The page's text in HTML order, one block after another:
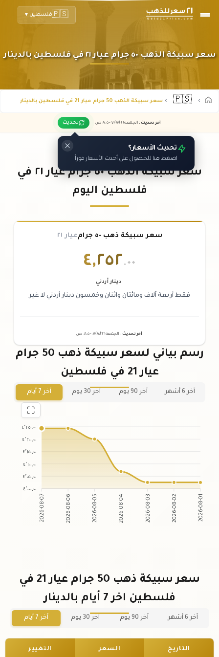
🇵🇸فلسطين ▼
سعر سبيكة الذهب ٥٠ جرام عيار ٢١ في فلسطين بالدينار
🇵🇸 سعر سبيكة الذهب 50 جرام عيار 21 في فلسطين بالدينار
آخر تحديث : الجمعة ٠٧ /٠٨/٢٠٢٦ - ٠٨:٠٥ ص تحديث
تحديث الأسعار؟
اضغط هنا للحصول على أحدث الأسعار فوراً
سعر سبيكة الذهب ٥٠ جرام عيار ٢١ في
فلسطين اليوم
سعر سبيكة ذهب ٥٠ جرام عيار ٢١
٤,٢٥٢.٠٠
دينار أردني
فقط أربعة آلاف ومائتان واثنان وخمسون دينار أردني لا غير
آخر تحديث : الجمعة ٠٧ /٠٨/٢٠٢٦ - ٠٨:٠٥ ص
رسم بياني لسعر سبيكة ذهب 50 جرام
عيار 21 في فلسطين
آخر 6 أشهر آخر 90 يوم آخر 30 يوم آخر 7 أيام
٤٬٢٥٠٫٠٠
٤٬٢٠٠٫٠٠
٤٬١٥٠٫٠٠
٤٬١٠٠٫٠٠
٤٬٠٥٠٫٠٠
٤٬٠٠٠٫٠٠
2026-08-07 2026-08-06 2026-08-05 2026-08-04 2026-08-03 2026-08-02 2026-08-01
سعر سبيكة ذهب 50 جرام عيار 21 في
فلسطين اخر 7 أيام بالدينار
آخر 6 أشهر آخر 90 يوم آخر 30 يوم آخر 7 أيام
التاريخ السعر التغيير